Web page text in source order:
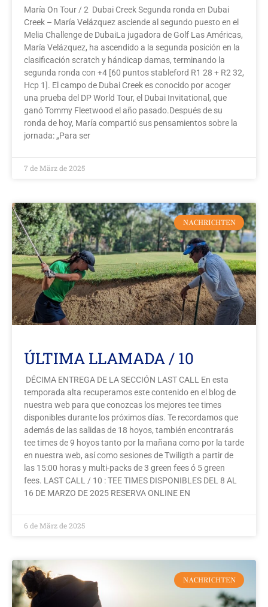
María On Tour / 2 Dubai Creek Segunda ronda en Dubai
Creek – María Velázquez asciende al segundo puesto en el
Melia Challenge de DubaiLa jugadora de Golf Las Américas,
María Velázquez, ha ascendido a la segunda posición en la
clasificación scratch y hándicap damas, terminando la
segunda ronda con +4 [60 puntos stableford R1 28 + R2 32,
Hcp 1]. El campo de Dubai Creek es conocido por acoger
una prueba del DP World Tour, el Dubai Invitational, que
ganó Tommy Fleetwood el año pasado.Después de su
ronda de hoy, María compartió sus pensamientos sobre la
jornada: „Para ser
7 de März de 2025
NACHRICHTEN
ÚLTIMA LLAMADA / 10
DÉCIMA ENTREGA DE LA SECCIÓN LAST CALL En esta
temporada alta recuperamos este contenido en el blog de
nuestra web para que conozcas los mejores tee times
disponibles durante los próximos días. Te recordamos que
además de las salidas de 18 hoyos, también encontrarás
tee times de 9 hoyos tanto por la mañana como por la tarde
en nuestra web, así como sesiones de Twiligth a partir de
las 15:00 horas y multi-packs de 3 green fees ó 5 green
fees. LAST CALL / 10 : TEE TIMES DISPONIBLES DEL 8 AL
16 DE MARZO DE 2025 RESERVA ONLINE EN
6 de März de 2025
NACHRICHTEN